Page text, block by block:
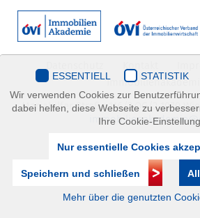
Mariahilfer Straße 116/2.OG/2 1070
ESSENTIELL STATISTIK
Wir verwenden Cookies zur
dabei helfen, diese Webseite zu
Ihre Cookie-
Nur essentielle Cookies
Speichern und schließen
Mehr über die genutzten